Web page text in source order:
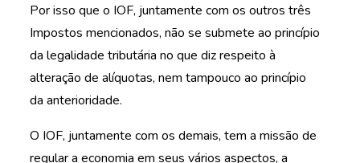
Por isso que o IOF, juntamente com os outros três
Impostos mencionados, não se submete ao princípio
da legalidade tributária no que diz respeito à
alteração de alíquotas, nem tampouco ao princípio
da anterioridade.
O IOF, juntamente com os demais, tem a missão de
regular a economia em seus vários aspectos, a